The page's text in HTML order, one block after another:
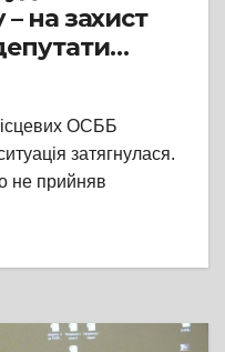
на захист
ОСББ
затягнулася.
не прийняв